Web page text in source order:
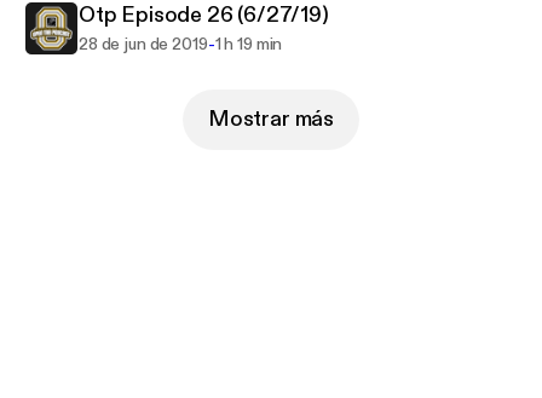
Otp Episode 26 (6/27/19)
28 de jun de 2019-1 h 19 min
Mostrar más